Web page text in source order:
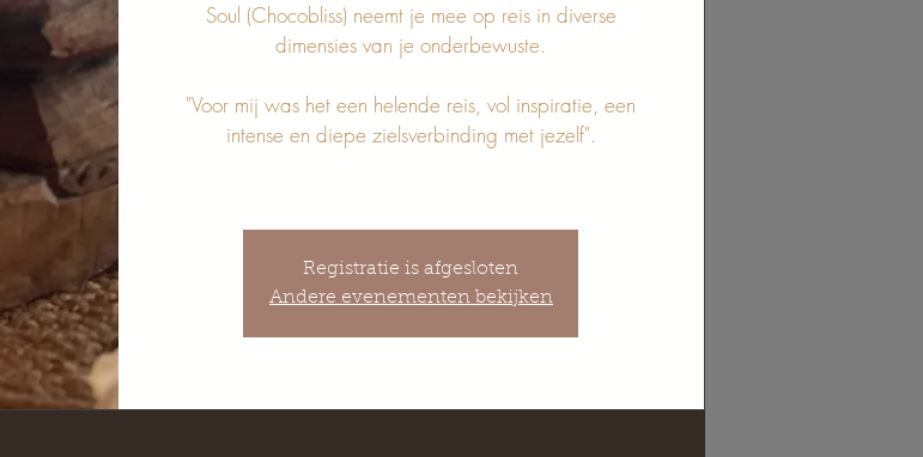
Soul (Chocobliss) neemt je mee op reis in diverse
dimensies van je onderbewuste.
"Voor mij was het een helende reis, vol inspiratie, een
intense en diepe zielsverbinding met jezelf".
Registratie is afgesloten
Andere evenementen bekijken